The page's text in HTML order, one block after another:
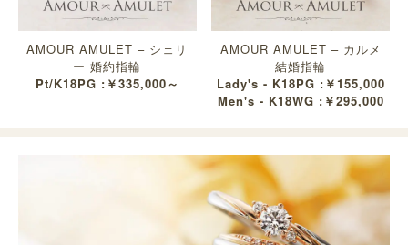
AMOUR AMULET – シェリ
ー 婚約指輪
Pt/K18PG :￥335,000～
AMOUR AMULET – カルメ
結婚指輪
Lady's - K18PG :￥155,000
Men's - K18WG :￥295,000